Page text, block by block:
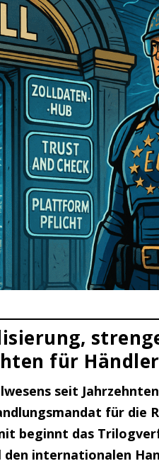
für Händler
seit
für die
beginnt das
internationalen